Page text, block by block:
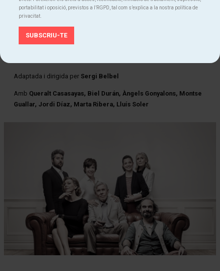
Idiomes
Català
Adaptada i dirigida per Sergi Belbel
Amb Queralt Casasayas, Biel Durán, Àngels Gonyalons, Montse
Guallar, Jordi Díaz, Marta Ribera, Lluís Soler
portabilitat i oposició, previstos a l’RGPD, tal com s’explica a la nostra política de
privacitat.